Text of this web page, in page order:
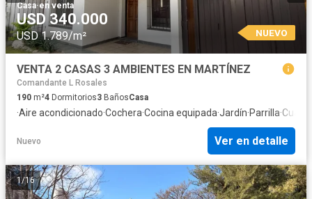
Casa·en venta
USD 340.000
USD 1.789/m² NUEVO
VENTA 2 CASAS 3 AMBIENTES EN MARTÍNEZ
Comandante L Rosales
190 m²4 Dormitorios3 BañosCasa
·Aire acondicionado·Cochera·Cocina equipada·Jardín·Parrilla·
Nuevo Ver en detalle
1/16